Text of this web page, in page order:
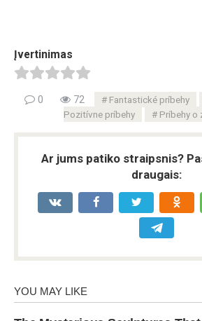
Įvertinimas
0 72 Fantastické príbehy
Pozitívne príbehy
Príbehy o
Ar jums patiko straipsnis?
draugais: